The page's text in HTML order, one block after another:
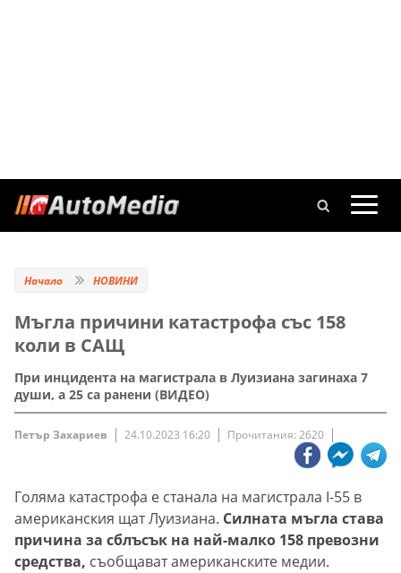
Начало НОВИНИ
Мъгла причини катастрофа със 158
коли в САЩ
При инцидента на магистрала в Луизиана загинаха 7
души, а 25 са ранени (ВИДЕО)
Петър Захариев 24.10.2023 16:20 Прочитания: 2620
Голяма катастрофа е станала на магистрала I-55 в
американския щат Луизиана. Силната мъгла става
причина за сблъсък на най-малко 158 превозни
средства, съобщават американските медии.